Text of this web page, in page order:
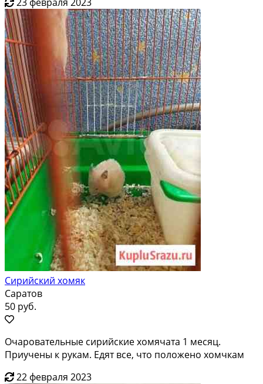
Сирийский хомяк
Саратов
50 руб.
Очаровательные сирийские хомячата 1 месяц.
Приучены к рукам. Едят все, что положено хомчкам
22 февраля 2023